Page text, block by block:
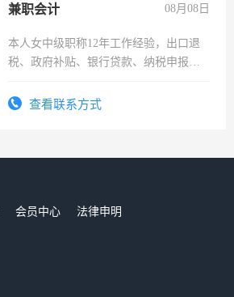
兼职会计 08月08日
本人女中级职称12年工作经验，出口退
税、政府补贴、银行贷款、纳税申报、
务，财务咨询等业务。欲求兼职会计工
查看联系方式
会员中心
法律申明